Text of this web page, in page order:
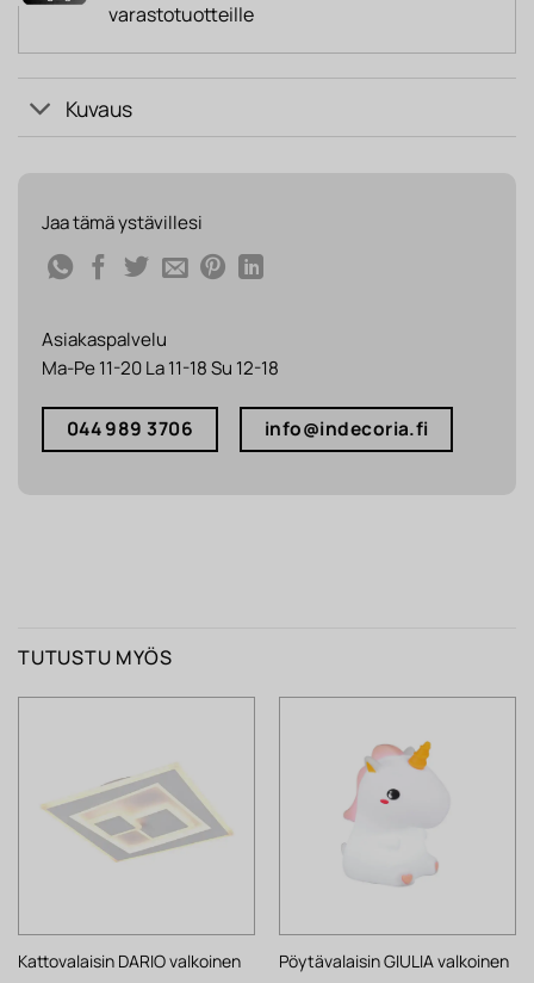
varastotuotteille
Kuvaus
Jaa tämä ystävillesi
Asiakaspalvelu
Ma-Pe 11-20 La 11-18 Su 12-18
044 989 3706 info@indecoria.fi
TUTUSTU MYÖS
Kattovalaisin DARIO valkoinen Pöytävalaisin GIULIA valkoinen